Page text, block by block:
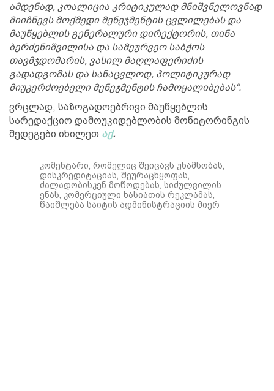
ამდენად, კოალიცია კრიტიკულად მნიშვნელოვნად
მიიჩნევს მოქმედი მენეჯმენტის ცვლილებას და
მაუწყებლის გენერალური დირექტორის, თინა
ბერძენიშვილისა და სამეურვეო საბჭოს
თავმჯდომარის, ვასილ მაღლაფერიძის
გადადგომას და სანაცვლოდ, პოლიტიკურად
მიუკერძოებელი მენეჯმენტის ჩამოყალიბებას“.
ვრცლად, საზოგადოებრივი მაუწყებლის
სარედაქციო დამოუკიდებლობის მონიტორინგის
შედეგები იხილეთ აქ.
კომენტარი, რომელიც შეიცავს უხამსობას,
დისკრედიტაციას, შეურაცხყოფას,
ძალადობისკენ მოწოდებას, სიძულვილის
ენას, კომერციული ხასიათის რეკლამას,
წაიშლება საიტის ადმინისტრაციის მიერ